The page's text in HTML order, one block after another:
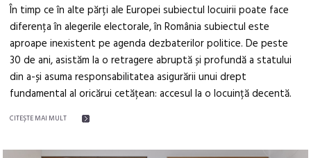
În timp ce în alte părți ale Europei subiectul locuirii poate face
diferența în alegerile electorale, în România subiectul este
aproape inexistent pe agenda dezbaterilor politice. De peste
30 de ani, asistăm la o retragere abruptă și profundă a statului
din a-și asuma responsabilitatea asigurării unui drept
fundamental al oricărui cetățean: accesul la o locuință decentă.
CITEŞTE MAI MULT